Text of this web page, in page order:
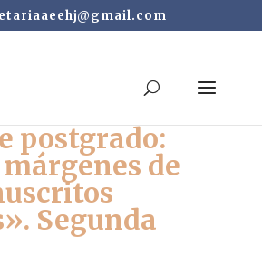
postgrado:
de
Segunda